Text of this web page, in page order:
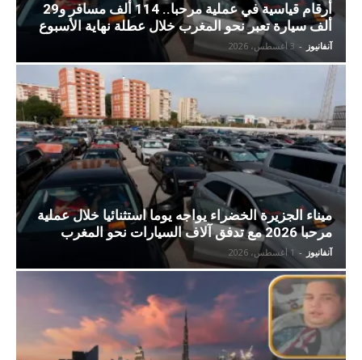
أرقام قياسية في عملية مرحبا.. 114 ألف مسافر و29
ألف سيارة تعبر نحو المغرب خلال عطلة نهاية الأسبوع
آنفانيوز - 3 أغسطس، 2026
ميناء الجزيرة الخضراء يواجه يوما استثنائيا خلال عملية
مرحبا 2026 مع تدفق آلاف السيارات نحو المغرب
آنفانيوز - 1 أغسطس، 2026